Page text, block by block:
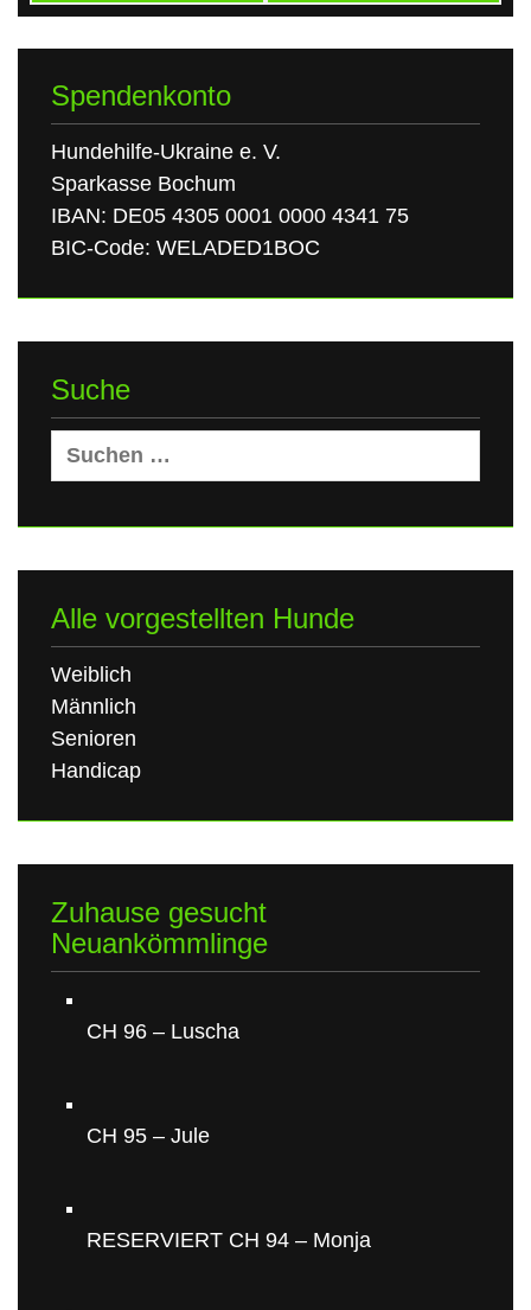
Spendenkonto
Hundehilfe-Ukraine e. V.
Sparkasse Bochum
IBAN: DE05 4305 0001 0000 4341 75
BIC-Code: WELADED1BOC
Suche
Suchen
nach:
Alle vorgestellten Hunde
Weiblich
Männlich
Senioren
Handicap
Zuhause gesucht
Neuankömmlinge
CH 96 – Luscha
CH 95 – Jule
RESERVIERT CH 94 – Monja